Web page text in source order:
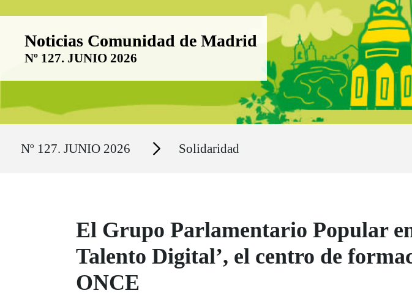
Boletín Noticias Comunidad de Madrid
Noticias Comunidad de Madrid
Nº 127. JUNIO 2026
Nº 127. JUNIO 2026 Secciones Solidaridad
El Grupo Parlamentario Popular
Talento Digital’, el centro de
ONCE